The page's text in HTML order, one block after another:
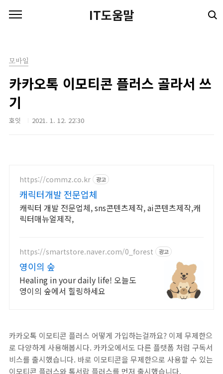
IT도움말
모바일
카카오톡 이모티콘 플러스 골라서 쓰
기
호잇 2021. 1. 12. 22:30
https://commz.co.kr 광고
캐릭터개발 전문업체
캐릭터 개발 전문업체, sns콘텐츠제작, ai콘텐츠제작,캐
릭터매뉴얼제작,
https://smartstore.naver.com/0_forest 광고
영이의 숲
Healing in your daily life! 오늘도
영이의 숲에서 힐링하세요
카카오톡 이모티콘 플러스 어떻게 가입하는걸까요? 이제 무제한으
로 다양하게 사용해봅시다. 카카오에서도 다른 플랫폼 처럼 구독서
비스를 출시했습니다. 바로 이모티콘을 무제한으로 사용할 수 있는
이모티콘 플러스와 톡서랍 플러스를 먼저 출시했습니다.